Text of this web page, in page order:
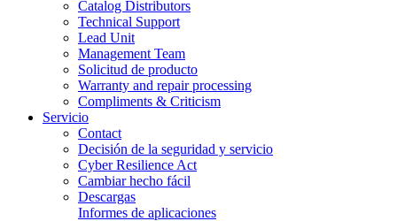
Catalog Distributors
Technical Support
Lead Unit
Management Team
Solicitud de producto
Warranty and repair processing
Compliments & Criticism
Servicio
Contact
Decisión de la seguridad y servicio
Cyber Resilience Act
Cambiar hecho fácil
Descargas
Informes de aplicaciones